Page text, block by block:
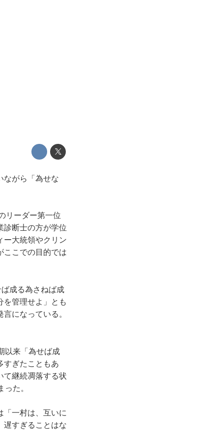
ながら「為せな
リーダー第一位
診断士の方が学位
ー大統領やクリン
ここでの目的では
成る為さねば成
を管理せよ」とも
になっている。
以来「為せば成
すぎたこともあ
て継続凋落する状
た。
「一村は、互いに
遅すぎることはな